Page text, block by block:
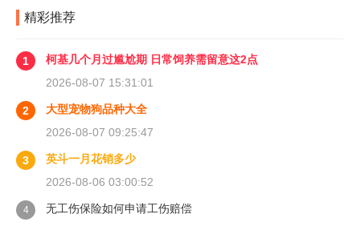
精彩推荐
1
柯基几个月过尴尬期 日常饲养需留意这2点
2026-08-07 15:31:01
2
大型宠物狗品种大全
2026-08-07 09:25:47
3
英斗一月花销多少
2026-08-06 03:00:52
4
无工伤保险如何申请工伤赔偿